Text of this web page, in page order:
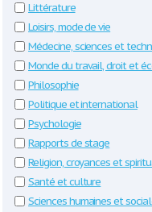
Littérature
Loisirs, mode de vie
Médecine, sciences et
Monde du travail, droit et
Philosophie
Politique et international
Psychologie
Rapports de stage
Religion, croyances et
Santé et culture
Sciences humaines et